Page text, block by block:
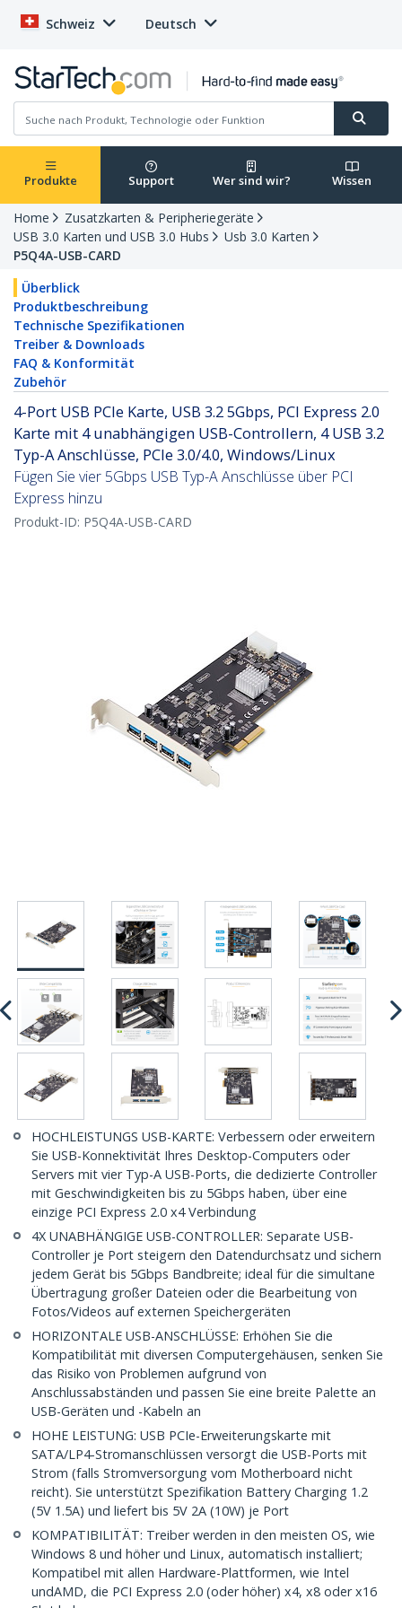
Schweiz Deutsch
Produkte Support Wer sind wir? Wissen
Home
Zusatzkarten & Peripheriegeräte
USB 3.0 Karten und USB 3.0 Hubs
Usb 3.0 Karten
P5Q4A-USB-CARD
Überblick
Produktbeschreibung
Technische Spezifikationen
Treiber & Downloads
FAQ & Konformität
Zubehör
4-Port USB PCIe Karte, USB 3.2 5Gbps, PCI Express 2.0
Karte mit 4 unabhängigen USB-Controllern, 4 USB 3.2
Typ-A Anschlüsse, PCIe 3.0/4.0, Windows/Linux
Fügen Sie vier 5Gbps USB Typ-A Anschlüsse über PCI
Express hinzu
Produkt-ID: P5Q4A-USB-CARD
HOCHLEISTUNGS USB-KARTE: Verbessern oder erweitern
Sie USB-Konnektivität Ihres Desktop-Computers oder
Servers mit vier Typ-A USB-Ports, die dedizierte Controller
mit Geschwindigkeiten bis zu 5Gbps haben, über eine
einzige PCI Express 2.0 x4 Verbindung
4X UNABHÄNGIGE USB-CONTROLLER: Separate USB-
Controller je Port steigern den Datendurchsatz und sichern
jedem Gerät bis 5Gbps Bandbreite; ideal für die simultane
Übertragung großer Dateien oder die Bearbeitung von
Fotos/Videos auf externen Speichergeräten
HORIZONTALE USB-ANSCHLÜSSE: Erhöhen Sie die
Kompatibilität mit diversen Computergehäusen, senken Sie
das Risiko von Problemen aufgrund von
Anschlussabständen und passen Sie eine breite Palette an
USB-Geräten und -Kabeln an
HOHE LEISTUNG: USB PCIe-Erweiterungskarte mit
SATA/LP4-Stromanschlüssen versorgt die USB-Ports mit
Strom (falls Stromversorgung vom Motherboard nicht
reicht). Sie unterstützt Spezifikation Battery Charging 1.2
(5V 1.5A) und liefert bis 5V 2A (10W) je Port
KOMPATIBILITÄT: Treiber werden in den meisten OS, wie
Windows 8 und höher und Linux, automatisch installiert;
Kompatibel mit allen Hardware-Plattformen, wie Intel
undAMD, die PCI Express 2.0 (oder höher) x4, x8 oder x16